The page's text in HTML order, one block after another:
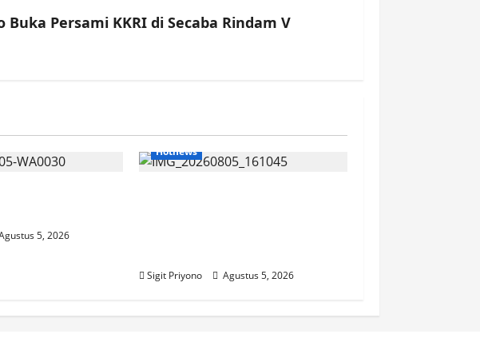
Persami KKRI di Secaba Rindam V
5, 2026
Hotnews
Sigit Priyono Agustus 5, 2026